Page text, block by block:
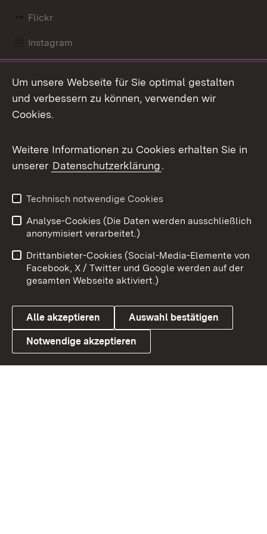
Flickr
Instagram
Mastodon
Messenger
Social Wall
X / Twitter
Youtube
Link zum Landesportal
Benutzungshinweise
Barrierefreiheit
Datenschutz
Cookies
Um unsere Webseite für Sie optimal gestalten
und verbessern zu können, verwenden wir
Cookies.
Weitere Informationen zu Cookies erhalten Sie in
unserer Datenschutzerklärung.
Technisch notwendige Cookies
Analyse-Cookies (Die Daten werden ausschließlich
anonymisiert verarbeitet.)
Drittanbieter-Cookies (Social-Media-Elemente von
Facebook, X / Twitter und Google werden auf der
gesamten Webseite aktiviert.)
Alle akzeptieren Auswahl bestätigen
Notwendige akzeptieren